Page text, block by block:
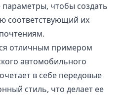
чтобы создать
соответствующий их
отличным примером
автомобильного
в себе передовые
стиль, что делает ее